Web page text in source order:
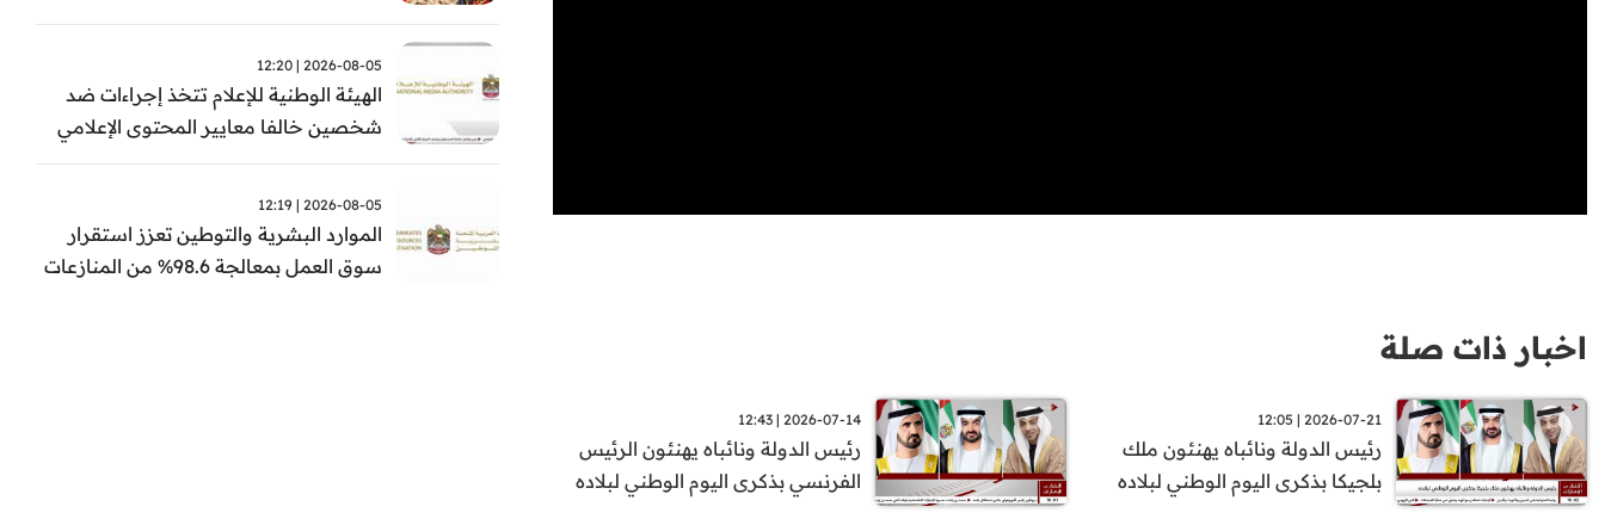
اخبار ذات صلة
2026-07-21 | 12:05
رئيس الدولة ونائباه يهنئون ملك
بلجيكا بذكرى اليوم الوطني لبلاده
2026-07-14 | 12:43
رئيس الدولة ونائباه يهنئون الرئيس
الفرنسي بذكرى اليوم الوطني لبلاده
2026-08-05 | 12:20
الهيئة الوطنية للإعلام تتخذ إجراءات ضد
شخصين خالفا معايير المحتوى الإعلامي
2026-08-05 | 12:19
الموارد البشرية والتوطين تعزز استقرار
سوق العمل بمعالجة 98.6% من المنازعات